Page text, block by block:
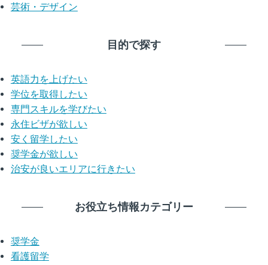
芸術・デザイン
目的で探す
英語力を上げたい
学位を取得したい
専門スキルを学びたい
永住ビザが欲しい
安く留学したい
奨学金が欲しい
治安が良いエリアに行きたい
お役立ち情報カテゴリー
奨学金
看護留学